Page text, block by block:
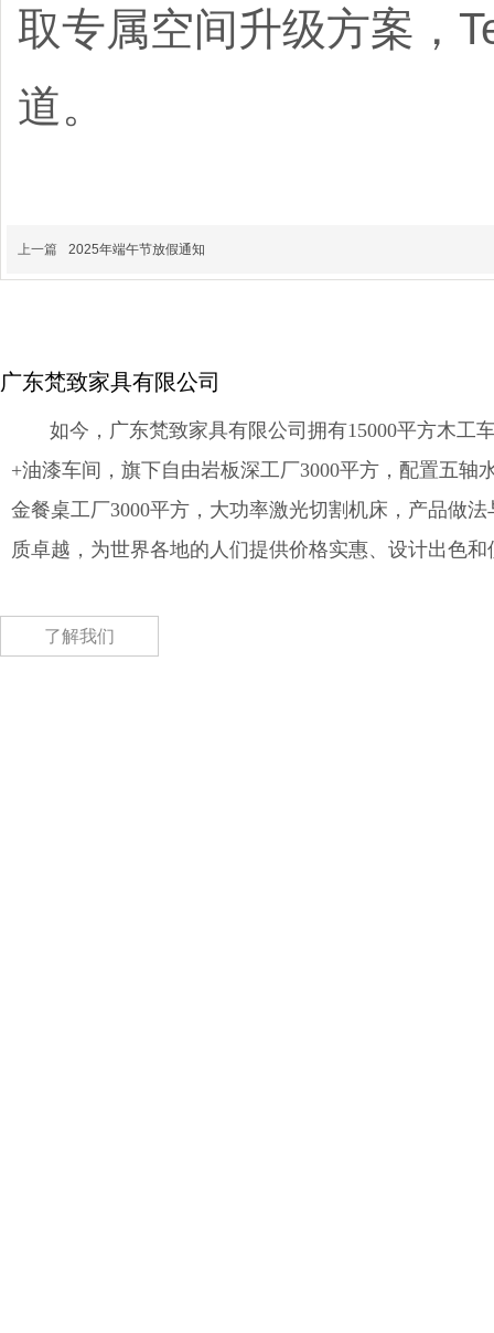
取专属空间升级方案，
道。
上一篇 2025年端午节放假通知
广东梵致家具有限公司
如今，广东梵致家具有限公司拥有15000平方木工
+油漆车间，旗下自由岩板深工厂3000平方，配置五轴
金餐桌工厂3000平方，大功率激光切割机床，产品做
质卓越，为世界各地的人们提供价格实惠、设计出色
了解我们